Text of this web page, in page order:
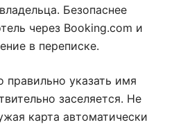
Безопаснее
через Booking.com и
в переписке.
указать имя
заселяется. Не
карта автоматически